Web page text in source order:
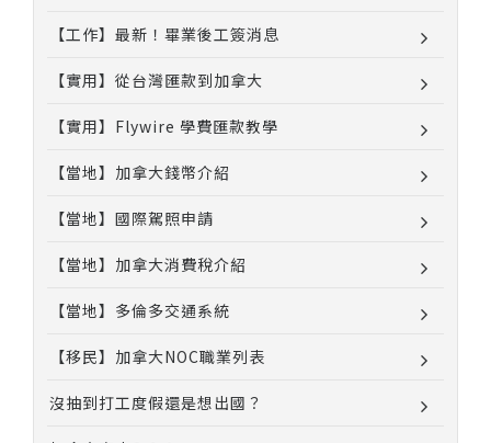
【工作】最新！畢業後工簽消息
【實用】從台灣匯款到加拿大
【實用】Flywire 學費匯款教學
【當地】加拿大錢幣介紹
【當地】國際駕照申請
【當地】加拿大消費稅介紹
【當地】多倫多交通系統
【移民】加拿大NOC職業列表
沒抽到打工度假還是想出國？